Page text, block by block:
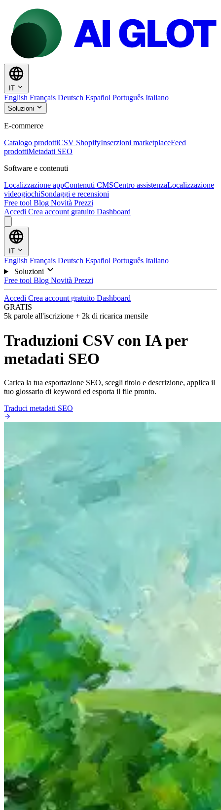
IT
English Français Deutsch Español Português Italiano
Soluzioni
E-commerce
Catalogo prodottiCSV ShopifyInserzioni marketplaceFeed
prodottiMetadati SEO
Software e contenuti
Localizzazione appContenuti CMSCentro assistenzaLocalizzazione
videogiochiSondaggi e recensioni
Free tool Blog Novità Prezzi
Accedi Crea account gratuito Dashboard
IT
English Français Deutsch Español Português Italiano
Soluzioni
Free tool Blog Novità Prezzi
Accedi Crea account gratuito Dashboard
GRATIS
5k parole all'iscrizione + 2k di ricarica mensile
Traduzioni CSV con IA per
metadati SEO
Carica la tua esportazione SEO, scegli titolo e descrizione, applica il
tuo glossario di keyword ed esporta il file pronto.
Traduci metadati SEO